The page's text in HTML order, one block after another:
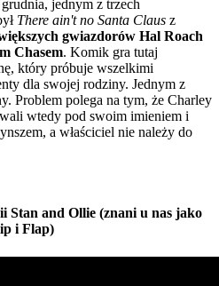
jednym z trzech
There ain't no Santa Claus z
gwiazdorów Hal Roach
Chasem. Komik gra tutaj
który próbuje wszelkimi
dla swojej rodziny. Jednym z
Problem polega na tym, że Charley
wtedy pod swoim imieniem i
a właściciel nie należy do
Stan and Ollie (znani u nas jako
i Flap)